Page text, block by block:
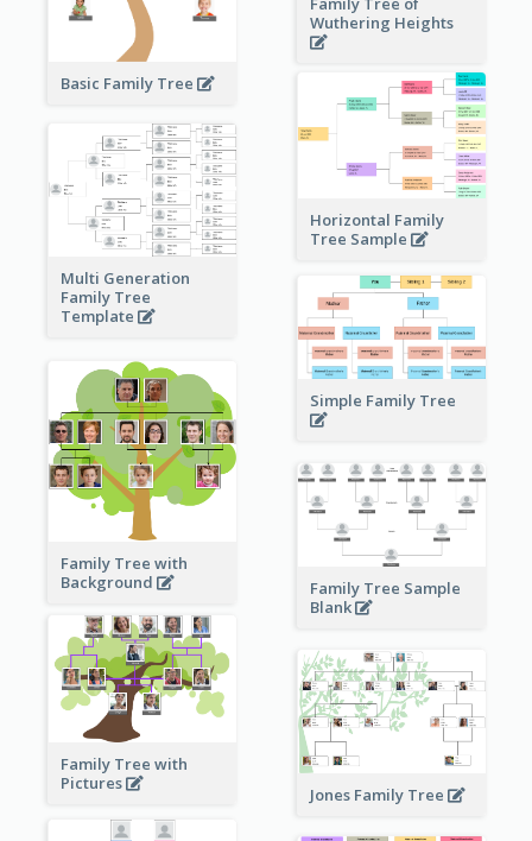
Wuthering Heights
Basic Family Tree
Horizontal Family
Tree Sample
Multi Generation
Family Tree
Template
Simple Family Tree
Family Tree with
Background
Family Tree Sample
Blank
Family Tree with
Pictures
Jones Family Tree